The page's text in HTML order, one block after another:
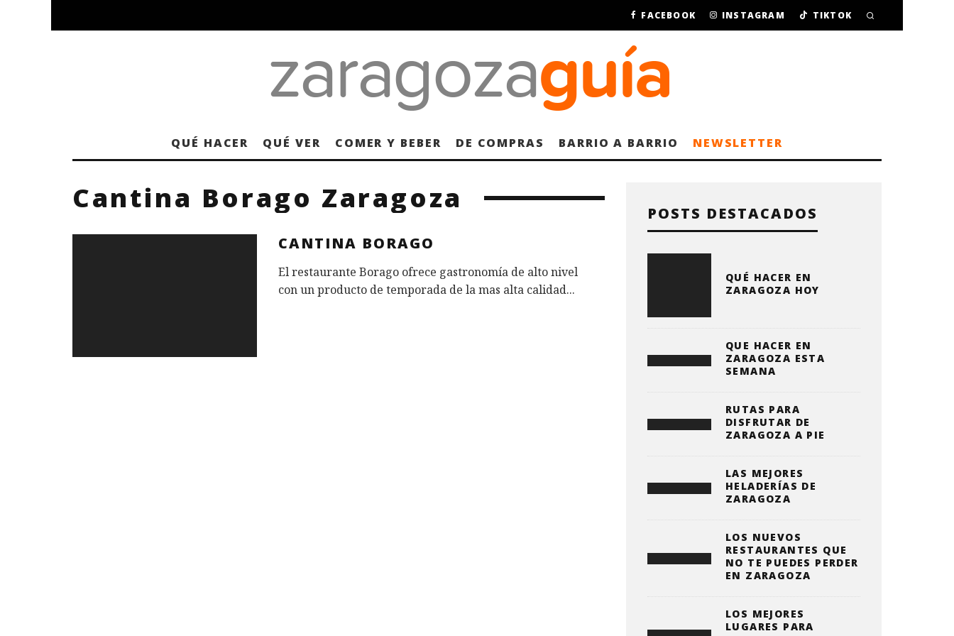
FACEBOOK INSTAGRAM TIKTOK
QUÉ HACER QUÉ VER COMER Y BEBER DE COMPRAS BARRIO A BARRIO NEWSLETTER
Cantina Borago Zaragoza
CANTINA BORAGO
El restaurante Borago ofrece gastronomía de alto nivel
con un producto de temporada de la mas alta calidad...
POSTS DESTACADOS
QUÉ HACER EN
ZARAGOZA HOY
QUE HACER EN
ZARAGOZA ESTA
SEMANA
RUTAS PARA
DISFRUTAR DE
ZARAGOZA A PIE
LAS MEJORES
HELADERÍAS DE
ZARAGOZA
LOS NUEVOS
RESTAURANTES QUE
NO TE PUEDES PERDER
EN ZARAGOZA
LOS MEJORES
LUGARES PARA